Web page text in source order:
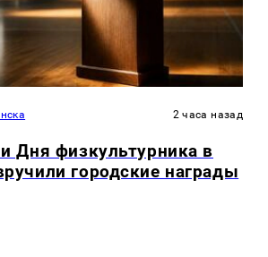
2 часа назад
Дня физкультурника в
городские награды